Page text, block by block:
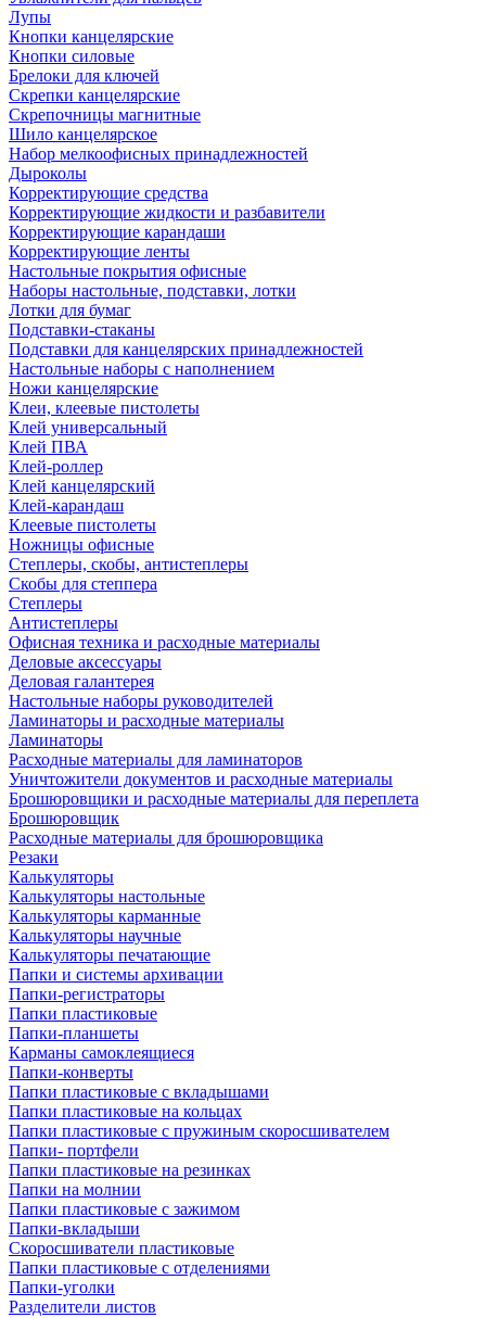
Лупы
Кнопки канцелярские
Кнопки силовые
Брелоки для ключей
Скрепки канцелярские
Скрепочницы магнитные
Шило канцелярское
Набор мелкоофисных принадлежностей
Дыроколы
Корректирующие средства
Корректирующие жидкости и разбавители
Корректирующие карандаши
Корректирующие ленты
Настольные покрытия офисные
Наборы настольные, подставки, лотки
Лотки для бумаг
Подставки-стаканы
Подставки для канцелярских принадлежностей
Настольные наборы с наполнением
Ножи канцелярские
Клеи, клеевые пистолеты
Клей универсальный
Клей ПВА
Клей-роллер
Клей канцелярский
Клей-карандаш
Клеевые пистолеты
Ножницы офисные
Степлеры, скобы, антистеплеры
Скобы для степпера
Степлеры
Антистеплеры
Офисная техника и расходные материалы
Деловые аксессуары
Деловая галантерея
Настольные наборы руководителей
Ламинаторы и расходные материалы
Ламинаторы
Расходные материалы для ламинаторов
Уничтожители документов и расходные материалы
Брошюровщики и расходные материалы для переплета
Брошюровщик
Расходные материалы для брошюровщика
Резаки
Калькуляторы
Калькуляторы настольные
Калькуляторы карманные
Калькуляторы научные
Калькуляторы печатающие
Папки и системы архивации
Папки-регистраторы
Папки пластиковые
Папки-планшеты
Карманы самоклеящиеся
Папки-конверты
Папки пластиковые с вкладышами
Папки пластиковые на кольцах
Папки пластиковые с пружиным скоросшивателем
Папки- портфели
Папки пластиковые на резинках
Папки на молнии
Папки пластиковые с зажимом
Папки-вкладыши
Скоросшиватели пластиковые
Папки пластиковые с отделениями
Папки-уголки
Разделители листов